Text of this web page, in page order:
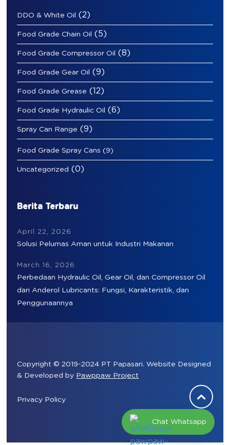
DDO & White Oil (2)
Food Grade Chain Oil (5)
Food Grade Compressor Oil (8)
Food Grade Gear Oil (9)
Food Grade Grease (12)
Food Grade Hydraulic Oil (6)
Spray Can Range (9)
Food Grade Spray Cans (9)
Uncategorized (0)
Berita Terbaru
April 22, 2026
Solusi Pelumas Aman untuk Industri Makanan
March 16, 2026
Perbedaan Hydraulic Oil, Gear Oil, dan Compressor Oil
dari Anderol Lubricants: Fungsi, Karakteristik, dan
Penggunaannya
Copyright © 2019-2024 PT Papasari. Website Designed
& Developed by Pawppaw Project
Privacy Policy
Chat Whatsapp